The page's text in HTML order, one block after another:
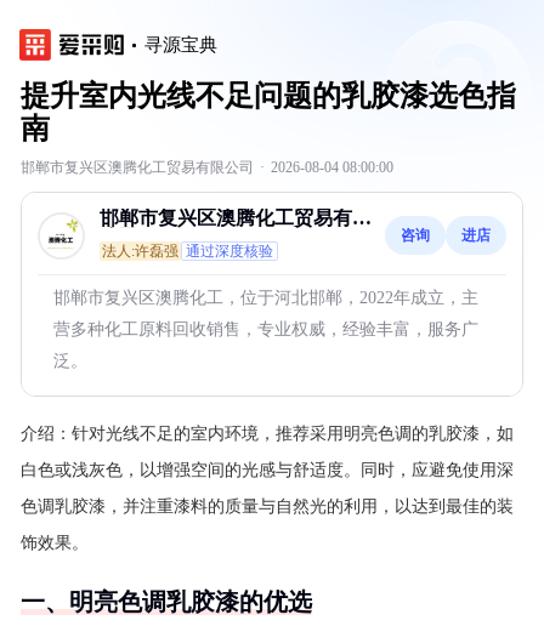
寻源宝典
提升室内光线不足问题的乳胶漆选色指
南
邯郸市复兴区澳腾化工贸易有限公司 · 2026-08-04 08:00:00
邯郸市复兴区澳腾化工贸易有限
公司
法人:许磊强 通过深度核验
咨询 进店
邯郸市复兴区澳腾化工，位于河北邯郸，2022年成立，主
营多种化工原料回收销售，专业权威，经验丰富，服务广
泛。
介绍： 针对光线不足的室内环境，推荐采用明亮色调的乳胶漆，如
白色或浅灰色，以增强空间的光感与舒适度。同时，应避免使用深
色调乳胶漆，并注重漆料的质量与自然光的利用，以达到最佳的装
饰效果。
一、明亮色调乳胶漆的优选